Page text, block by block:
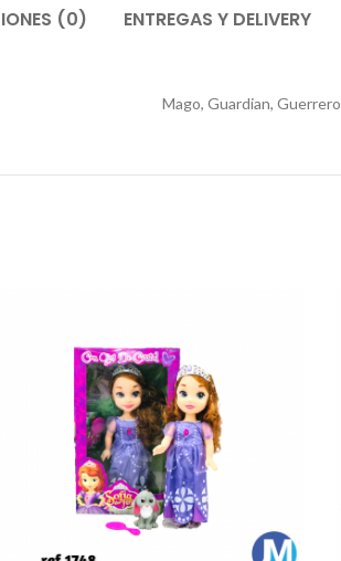
(0) ENTREGAS Y DELIVERY
Mago, Guardian, Guerrero